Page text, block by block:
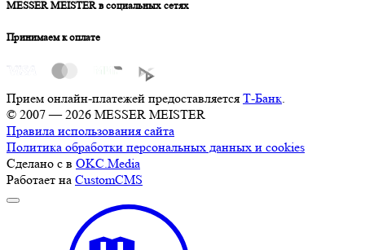
MESSER MEISTER в социальных сетях
Принимаем к оплате
Прием онлайн-платежей предоставляется Т-Банк
© 2007 — 2026 MESSER MEISTER
Правила использования сайта
Политика обработки персональных данных и cookies
Сделано с в OKC.Media
Работает на CustomCMS